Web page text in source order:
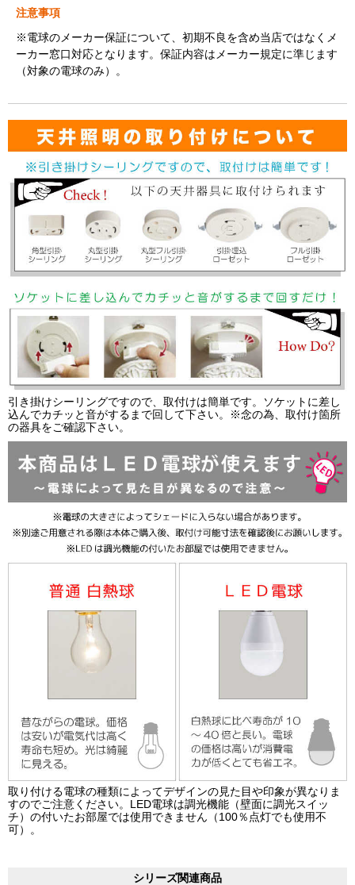
注意事項
※電球のメーカー保証について、初期不良を含め当店ではなくメ
ーカー窓口対応となります。保証内容はメーカー規定に準じます
（対象の電球のみ）。
引き掛けシーリングですので、取付けは簡単です。ソケットに差し
込んでカチッと音がするまで回して下さい。※念の為、取付け箇所
の器具をご確認下さい。
取り付ける電球の種類によってデザインの見た目や印象が異なりま
すのでご注意ください。LED電球は調光機能（壁面に調光スイッ
チ）の付いたお部屋では使用できません（100％点灯でも使用不
可）。
シリーズ関連商品